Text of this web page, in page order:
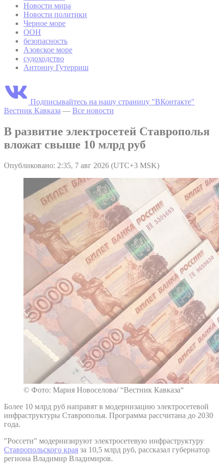
Новости мира
Новости политики
Черное море
ООН
безопасность
Азовское море
судоходство
Антониу Гутерриш
Подписывайтесь на нашу страницу "ВКонтакте"
Вестник Кавказа — Все новости
В развитие электросетей Ставрополья
вложат свыше 10 млрд руб
Опубликовано: 2:35, 7 авг 2026 (UTC+3 MSK)
© Фото: Мария Новоселова/ “Вестник Кавказа“
Более 10 млрд руб направят в модернизацию электросетевой
инфраструктуры Ставрополья. Программа рассчитана до 2030
года.
"Россети" модернизируют электросетевую инфраструктуру
Ставропольского края за 10,5 млрд руб, рассказал губернатор
региона Владимир Владимиров.